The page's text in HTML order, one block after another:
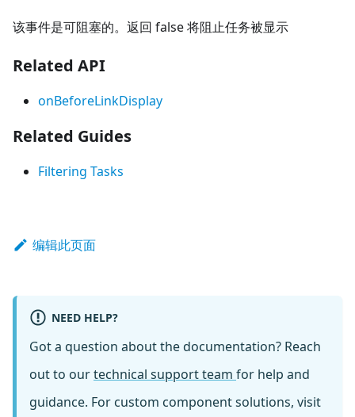
该事件是可阻塞的。返回 false 将阻止任务被显示
Related API
onBeforeLinkDisplay
Related Guides
Filtering Tasks
编辑此页面
NEED HELP?
Got a question about the documentation? Reach
out to ourtechnical support team for help and
guidance. For custom component solutions, visit